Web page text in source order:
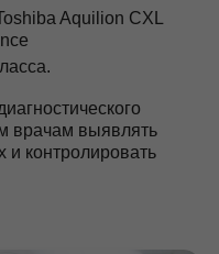
Aquilion CXL
врачам выявлять
и контролировать